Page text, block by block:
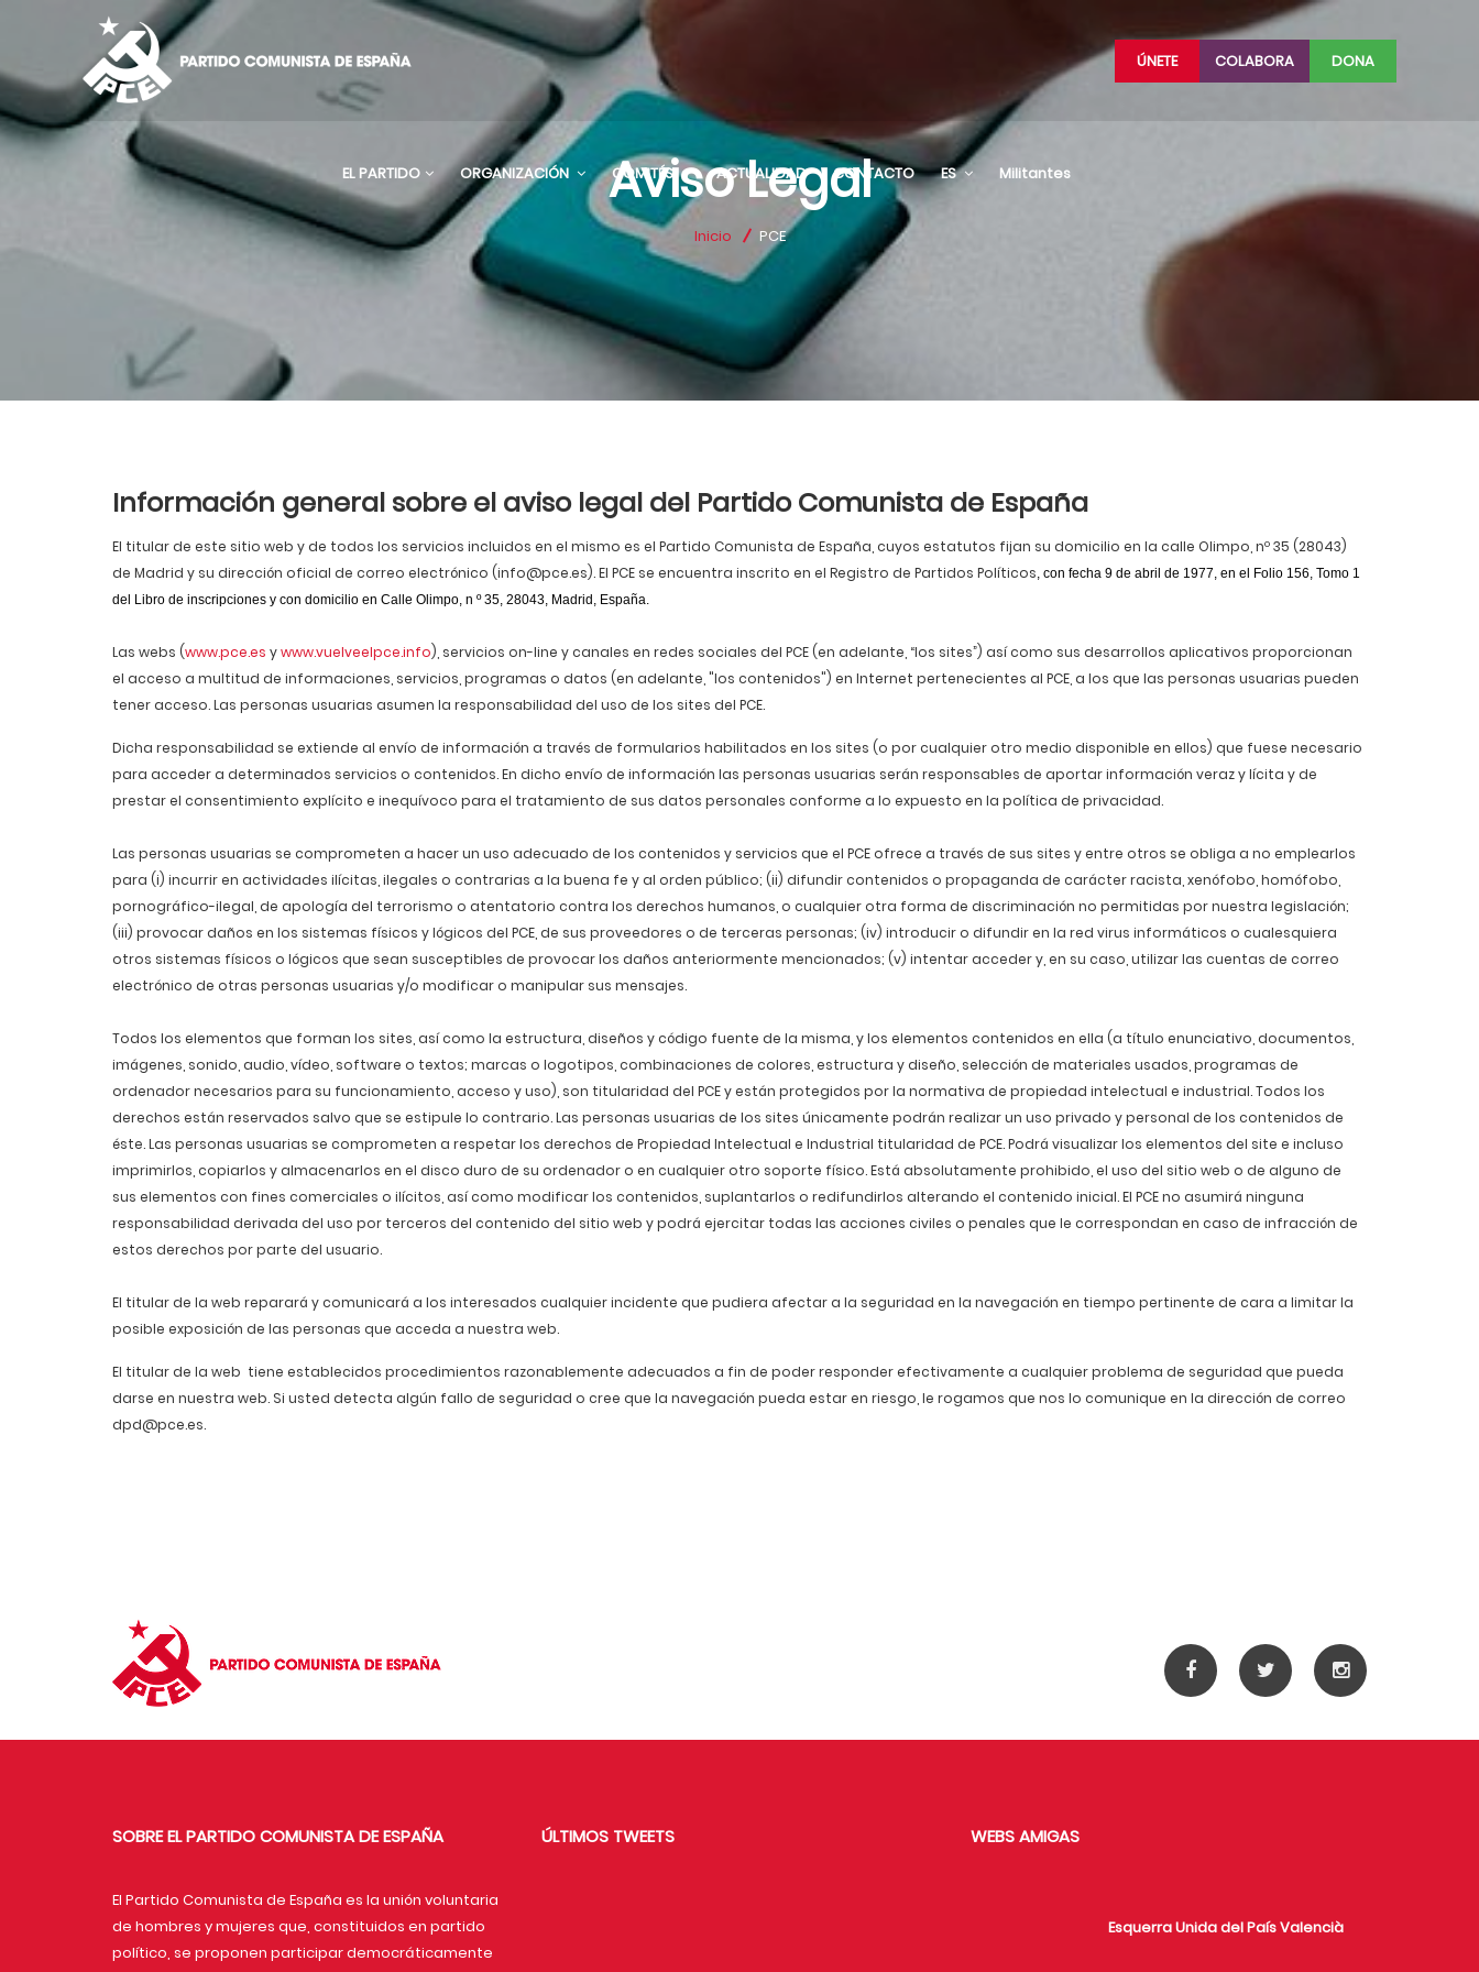
ÚNETE COLABORA DONA
EL PARTIDO ORGANIZACIÓN COMITÉS ACTUALIDAD CONTACTO ES Militantes
Aviso Legal
Inicio PCE
Información general sobre el aviso legal del Partido Comunista de España
El titular de este sitio web y de todos los servicios incluidos en el mismo es el Partido Comunista de España, cuyos estatutos fijan su domicilio en la calle Olimpo, nº 35 (28043)
de Madrid y su dirección oficial de correo electrónico (info@pce.es). El PCE se encuentra inscrito en el Registro de Partidos Políticos, con fecha 9 de abril de 1977, en el Folio 156, Tomo 1
del Libro de inscripciones y con domicilio en Calle Olimpo, n º 35, 28043, Madrid, España.
Las webs (www.pce.es ywww.vuelveelpce.info), servicios on-line y canales en redes sociales del PCE (en adelante, “los sites”) así como sus desarrollos aplicativos proporcionan
el acceso a multitud de informaciones, servicios, programas o datos (en adelante, "los contenidos") en Internet pertenecientes al PCE, a los que las personas usuarias pueden
tener acceso. Las personas usuarias asumen la responsabilidad del uso de los sites del PCE.
Dicha responsabilidad se extiende al envío de información a través de formularios habilitados en los sites (o por cualquier otro medio disponible en ellos) que fuese necesario
para acceder a determinados servicios o contenidos. En dicho envío de información las personas usuarias serán responsables de aportar información veraz y lícita y de
prestar el consentimiento explícito e inequívoco para el tratamiento de sus datos personales conforme a lo expuesto en la política de privacidad.
Las personas usuarias se comprometen a hacer un uso adecuado de los contenidos y servicios que el PCE ofrece a través de sus sites y entre otros se obliga a no emplearlos
para (i) incurrir en actividades ilícitas, ilegales o contrarias a la buena fe y al orden público; (ii) difundir contenidos o propaganda de carácter racista, xenófobo, homófobo,
pornográfico-ilegal, de apología del terrorismo o atentatorio contra los derechos humanos, o cualquier otra forma de discriminación no permitidas por nuestra legislación;
(iii) provocar daños en los sistemas físicos y lógicos del PCE, de sus proveedores o de terceras personas; (iv) introducir o difundir en la red virus informáticos o cualesquiera
otros sistemas físicos o lógicos que sean susceptibles de provocar los daños anteriormente mencionados; (v) intentar acceder y, en su caso, utilizar las cuentas de correo
electrónico de otras personas usuarias y/o modificar o manipular sus mensajes.
Todos los elementos que forman los sites, así como la estructura, diseños y código fuente de la misma, y los elementos contenidos en ella (a título enunciativo, documentos,
imágenes, sonido, audio, vídeo, software o textos; marcas o logotipos, combinaciones de colores, estructura y diseño, selección de materiales usados, programas de
ordenador necesarios para su funcionamiento, acceso y uso), son titularidad del PCE y están protegidos por la normativa de propiedad intelectual e industrial. Todos los
derechos están reservados salvo que se estipule lo contrario. Las personas usuarias de los sites únicamente podrán realizar un uso privado y personal de los contenidos de
éste. Las personas usuarias se comprometen a respetar los derechos de Propiedad Intelectual e Industrial titularidad de PCE. Podrá visualizar los elementos del site e incluso
imprimirlos, copiarlos y almacenarlos en el disco duro de su ordenador o en cualquier otro soporte físico. Está absolutamente prohibido, el uso del sitio web o de alguno de
sus elementos con fines comerciales o ilícitos, así como modificar los contenidos, suplantarlos o redifundirlos alterando el contenido inicial. El PCE no asumirá ninguna
responsabilidad derivada del uso por terceros del contenido del sitio web y podrá ejercitar todas las acciones civiles o penales que le correspondan en caso de infracción de
estos derechos por parte del usuario.
El titular de la web reparará y comunicará a los interesados cualquier incidente que pudiera afectar a la seguridad en la navegación en tiempo pertinente de cara a limitar la
posible exposición de las personas que acceda a nuestra web.
El titular de la web tiene establecidos procedimientos razonablemente adecuados a fin de poder responder efectivamente a cualquier problema de seguridad que pueda
darse en nuestra web. Si usted detecta algún fallo de seguridad o cree que la navegación pueda estar en riesgo, le rogamos que nos lo comunique en la dirección de correo
dpd@pce.es.
SOBRE EL PARTIDO COMUNISTA DE ESPAÑA
El Partido Comunista de España es la unión voluntaria
de hombres y mujeres que, constituidos en partido
político, se proponen participar democráticamente
ÚLTIMOS TWEETS WEBS AMIGAS
Esquerra Unida del País Valencià